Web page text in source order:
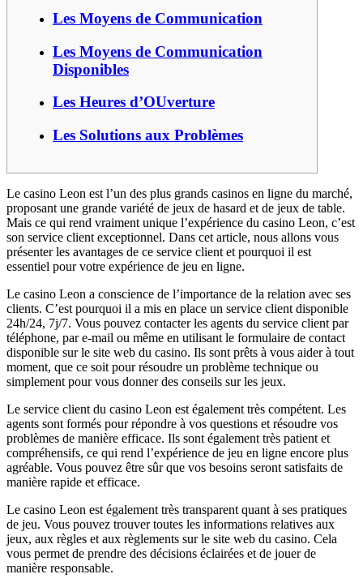
Les Moyens de Communication
Les Moyens de Communication
Disponibles
Les Heures d’OUverture
Les Solutions aux Problèmes
Le casino Leon est l’un des plus grands casinos en ligne du marché,
proposant une grande variété de jeux de hasard et de jeux de table.
Mais ce qui rend vraiment unique l’expérience du casino Leon, c’est
son service client exceptionnel. Dans cet article, nous allons vous
présenter les avantages de ce service client et pourquoi il est
essentiel pour votre expérience de jeu en ligne.
Le casino Leon a conscience de l’importance de la relation avec ses
clients. C’est pourquoi il a mis en place un service client disponible
24h/24, 7j/7. Vous pouvez contacter les agents du service client par
téléphone, par e-mail ou même en utilisant le formulaire de contact
disponible sur le site web du casino. Ils sont prêts à vous aider à tout
moment, que ce soit pour résoudre un problème technique ou
simplement pour vous donner des conseils sur les jeux.
Le service client du casino Leon est également très compétent. Les
agents sont formés pour répondre à vos questions et résoudre vos
problèmes de manière efficace. Ils sont également très patient et
compréhensifs, ce qui rend l’expérience de jeu en ligne encore plus
agréable. Vous pouvez être sûr que vos besoins seront satisfaits de
manière rapide et efficace.
Le casino Leon est également très transparent quant à ses pratiques
de jeu. Vous pouvez trouver toutes les informations relatives aux
jeux, aux règles et aux règlements sur le site web du casino. Cela
vous permet de prendre des décisions éclairées et de jouer de
manière responsable.